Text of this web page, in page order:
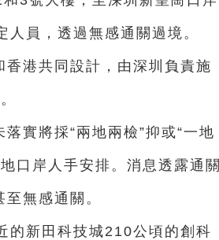
員，透過無感通關過境。
港共同設計，由深圳負責施
實將採“兩地兩檢”抑或“一地
口岸人手安排。消息透露通關
無感通關。
的新田科技城210公頃的創科